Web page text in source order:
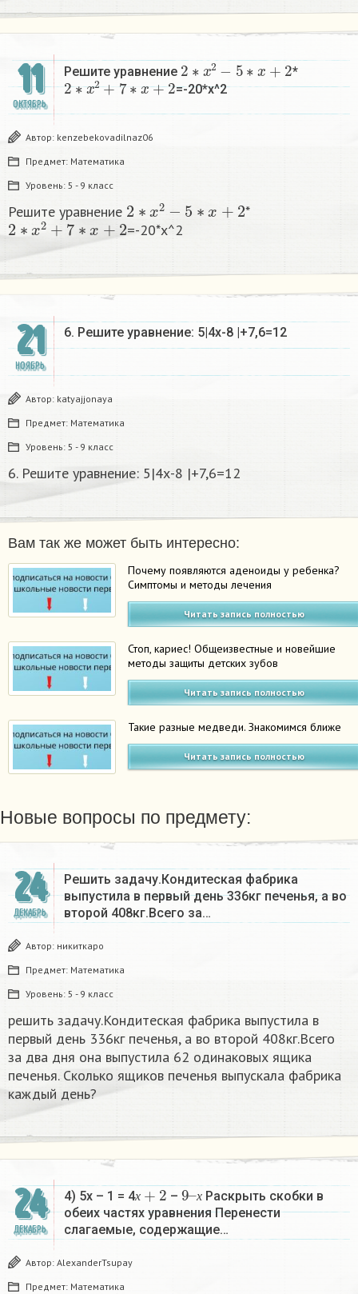
11
ОКТЯБРЬ
Решите уравнение
2 ∗x2 5∗x+2
*
2∗x2+ 7∗x+2
=-20*x^2
Автор: kenzebekovadilnaz06
Предмет: Математика
Уровень: 5 - 9 класс
Решите уравнение
2 2 ∗
*
2∗x2+ 7∗x+2
=-20*x^2
21
НОЯБРЬ
6. Решите уравнение: 5|4х-8 |+7,6=12
Автор: katyajjonaya
Предмет: Математика
Уровень: 5 - 9 класс
6. Решите уравнение: 5|4х-8 |+7,6=12
Вам так же может быть интересно:
Почему появляются аденоиды у ребенка?
Симптомы и методы лечения
Читать запись полностью
Стоп, кариес! Общеизвестные и новейшие
методы защиты детских зубов
Читать запись полностью
Такие разные медведи. Знакомимся ближе
Читать запись полностью
Новые вопросы по предмету:
24
ДЕКАБРЬ
Решить задачу.Кондитеская фабрика
выпустила в первый день 336кг печенья, а во
второй 408кг.Всего за…
Автор: никиткаро
Предмет: Математика
Уровень: 5 - 9 класс
решить задачу.Кондитеская фабрика выпустила в
первый день 336кг печенья, а во второй 408кг.Всего
за два дня она выпустила 62 одинаковых ящика
печенья. Сколько ящиков печенья выпускала фабрика
каждый день?
24
ДЕКАБРЬ
4) 5х – 1 = 4х
х+2
– х
9–
х
Раскрыть скобки в
обеих частях уравнения Перенести
слагаемые, содержащие…
Автор: AlexanderTsupay
Предмет: Математика